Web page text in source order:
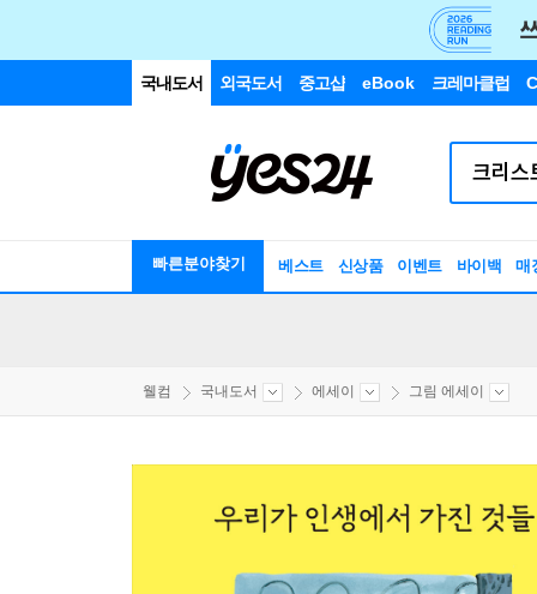
국내도서 외국도서 중고샵 eBook 크레마클럽
빠른분야찾기 베스트 신상품 이벤트 바이백 매
웰컴 국내도서 에세이 그림 에세이